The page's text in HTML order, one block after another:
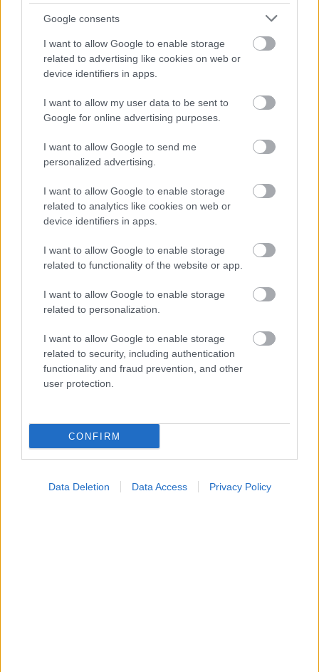
Google consents
I want to allow Google to enable storage
related to advertising like cookies on web or
device identifiers in apps.
I want to allow my user data to be sent to
Google for online advertising purposes.
I want to allow Google to send me
personalized advertising.
I want to allow Google to enable storage
related to analytics like cookies on web or
device identifiers in apps.
I want to allow Google to enable storage
related to functionality of the website or app.
I want to allow Google to enable storage
related to personalization.
I want to allow Google to enable storage
related to security, including authentication
functionality and fraud prevention, and other
user protection.
CONFIRM
Data Deletion Data Access Privacy Policy
ΜΠΕΙΤΕ ΣΤΗ ΣΥΖΗΤΗΣΗ
Loading...
ΣΗΜΕΡΑ ΣΤΟ IATRONET.GR
Σημάδια διπολικής διαταραχής